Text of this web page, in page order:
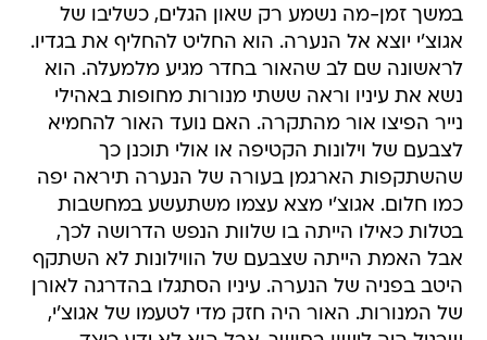
במשך זמן-מה נשמע רק שאון הגלים, כשליבו של
אגוצ'י יוצא אל הנערה. הוא החליט להחליף את בגדיו.
לראשונה שם לב שהאור בחדר מגיע מלמעלה. הוא
נשא את עיניו וראה ששתי מנורות מחופות באהילי
נייר הפיצו אור מהתקרה. האם נועד האור להחמיא
לצבעם של וילונות הקטיפה או אולי תוכנן כך
שהשתקפות הארגמן בעורה של הנערה תיראה יפה
כמו חלום. אגוצ'י מצא עצמו משתעשע במחשבות
בטלות כאילו הייתה בו שלוות הנפש הדרושה לכך,
אבל האמת הייתה שצבעם של הווילונות לא השתקף
היטב בפניה של הנערה. עיניו הסתגלו בהדרגה לאורן
של המנורות. האור היה חזק מדי לטעמו של אגוצ'י,